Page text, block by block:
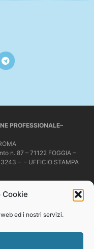
Cookie
ed i nostri servizi.
PROFESSIONALE–
n. 87 – 71122 FOGGIA –
– – UFFICIO STAMPA
in questo sito se non